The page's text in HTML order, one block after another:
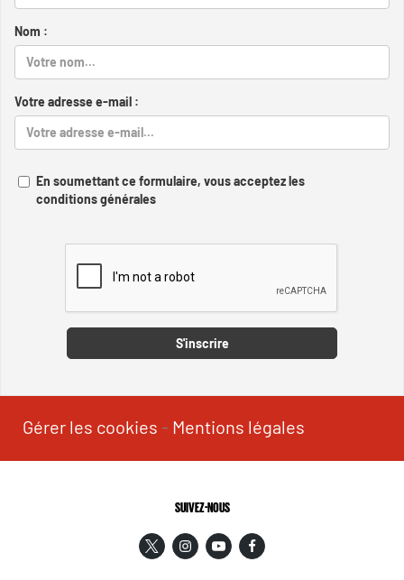
Nom :
Votre adresse e-mail :
En soumettant ce formulaire, vous acceptez les
conditions générales
S'inscrire
Gérer les cookies - Mentions légales
SUIVEZ-NOUS